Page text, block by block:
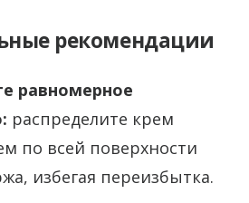
рекомендации
равномерное
распределите крем
по всей поверхности
избегая переизбытка.